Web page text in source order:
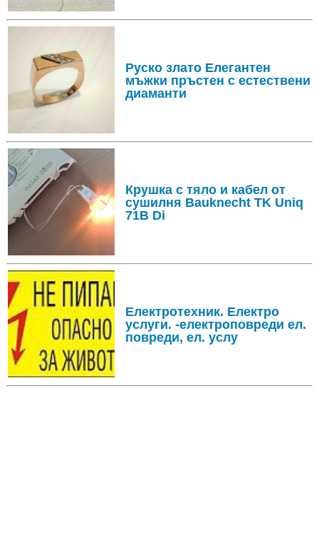
Руско злато Елегантен
мъжки пръстен с естествени
диаманти
Крушка с тяло и кабел от
сушилня Bauknecht TK Uniq
71B Di
Електротехник. Електро
услуги. -електроповреди ел.
повреди, ел. услу